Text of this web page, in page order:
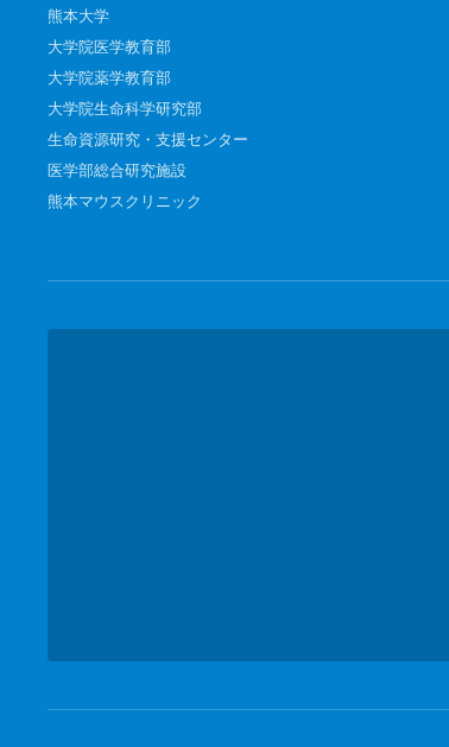
熊本大学
大学院医学教育部
大学院薬学教育部
大学院生命科学研究部
生命資源研究・支援センター
医学部総合研究施設
熊本マウスクリニック